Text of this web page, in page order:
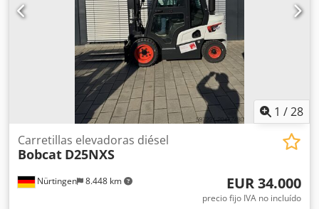
1 /28
Nürtingen 8.448 km
Carretillas elevadoras diésel
Bobcat D25NXS
EUR 34.000
precio fijo IVA no incluído